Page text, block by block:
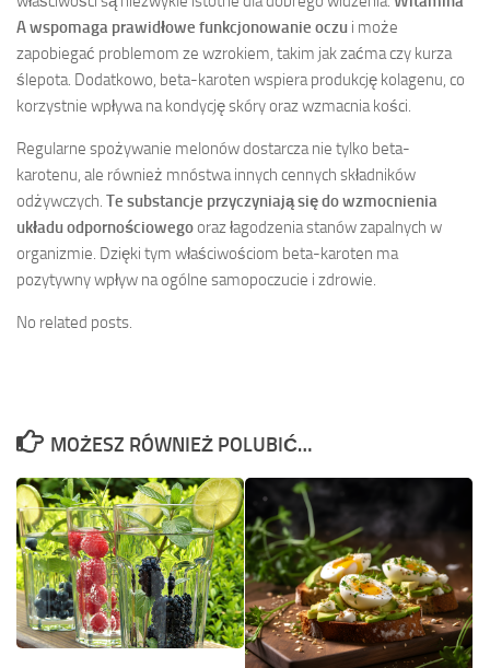
A wspomaga prawidłowe funkcjonowanie oczu i może
zapobiegać problemom ze wzrokiem, takim jak zaćma czy kurza
ślepota. Dodatkowo, beta-karoten wspiera produkcję kolagenu, co
korzystnie wpływa na kondycję skóry oraz wzmacnia kości.
Regularne spożywanie melonów dostarcza nie tylko beta-
karotenu, ale również mnóstwa innych cennych składników
odżywczych. Te substancje przyczyniają się do wzmocnienia
układu odpornościowegooraz łagodzenia stanów zapalnych w
organizmie. Dzięki tym właściwościom beta-karoten ma
pozytywny wpływ na ogólne samopoczucie i zdrowie.
No related posts.
MOŻESZ RÓWNIEŻ POLUBIĆ…